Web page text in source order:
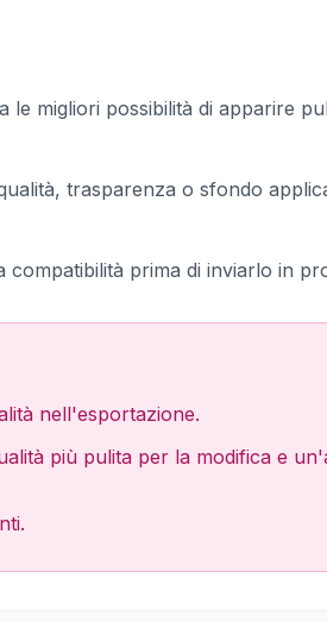
le migliori possibilità di apparire
trasparenza o sfondo
prima di inviarlo in
nell'esportazione.
più pulita per la modifica e